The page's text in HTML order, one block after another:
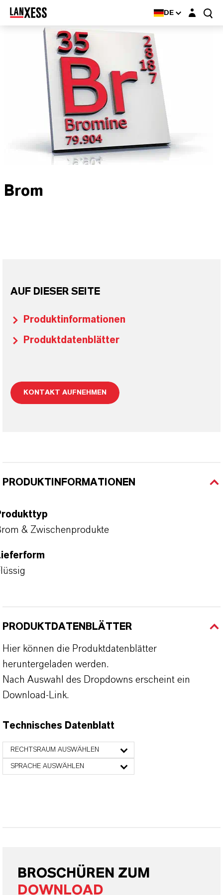
DE Login-Maske
Brom
AUF DIESER SEITE
Produktinformationen
Produktdatenblätter
KONTAKT AUFNEHMEN
PRODUKTINFORMATIONEN
& Zwischenprodukte
PRODUKTDATENBLÄTTER
Hier können die Produktdatenblätter
heruntergeladen werden.
Nach Auswahl des Dropdowns erscheint ein
Download-Link.
Technisches Datenblatt
RECHTSRAUM AUSWÄHLEN
SPRACHE AUSWÄHLEN
BROSCHÜREN ZUM
DOWNLOAD